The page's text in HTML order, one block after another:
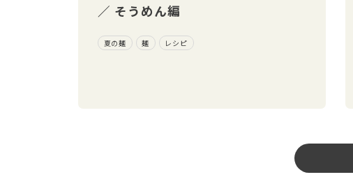
／ そうめん編
夏の麺 麺 レシピ